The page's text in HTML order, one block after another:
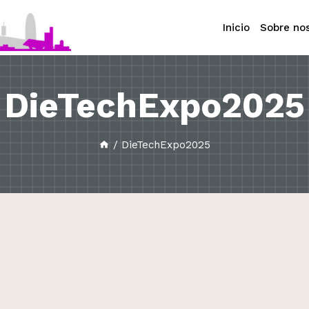
Inicio Sobre
DieTechExpo2025
/ DieTechExpo2025